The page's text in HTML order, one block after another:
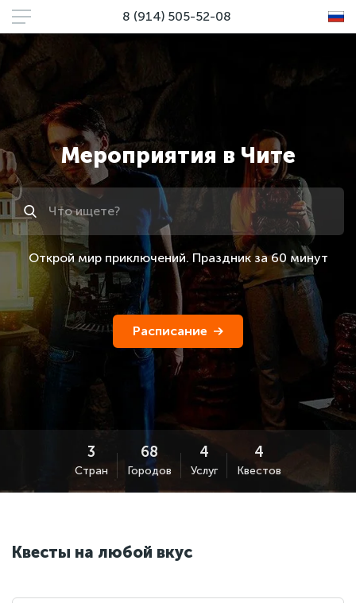
8 (914) 505-52-08
Мероприятия в Чите
Поиск
Открой мир приключений. Праздник за 60 минут
Расписание
Стран Городов Услуг Квестов
Квесты на любой вкус